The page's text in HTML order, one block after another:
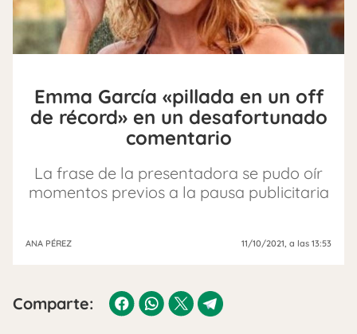
Emma García «pillada en un off
de récord» en un desafortunado
comentario
La frase de la presentadora se pudo oír
momentos previos a la pausa publicitaria
ANA PÉREZ 11/10/2021 , a las 13:53
Comparte: